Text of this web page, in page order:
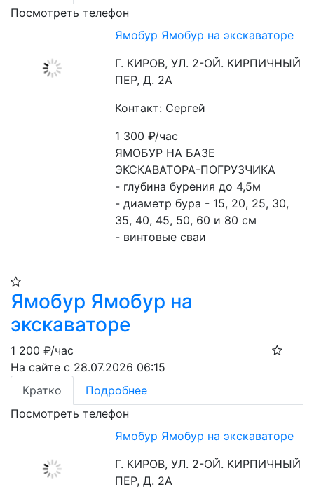
Посмотреть телефон
Ямобур Ямобур на экскаваторе
Г. КИРОВ, УЛ. 2-ОЙ. КИРПИЧНЫЙ
ПЕР, Д. 2А
Контакт: Сергей
1 300₽/час
ЯМОБУР НА БАЗЕ
ЭКСКАВАТОРА-ПОГРУЗЧИКА
- глубина бурения до 4,5м
- диаметр бура - 15, 20, 25, 30,
35, 40, 45, 50, 60 и 80 см
- винтовые сваи
Ямобур Ямобур на
экскаваторе
1 200 ₽/час
На сайте с 28.07.2026 06:15
Кратко
Подробнее
Посмотреть телефон
Ямобур Ямобур на экскаваторе
Г. КИРОВ, УЛ. 2-ОЙ. КИРПИЧНЫЙ
ПЕР, Д. 2А